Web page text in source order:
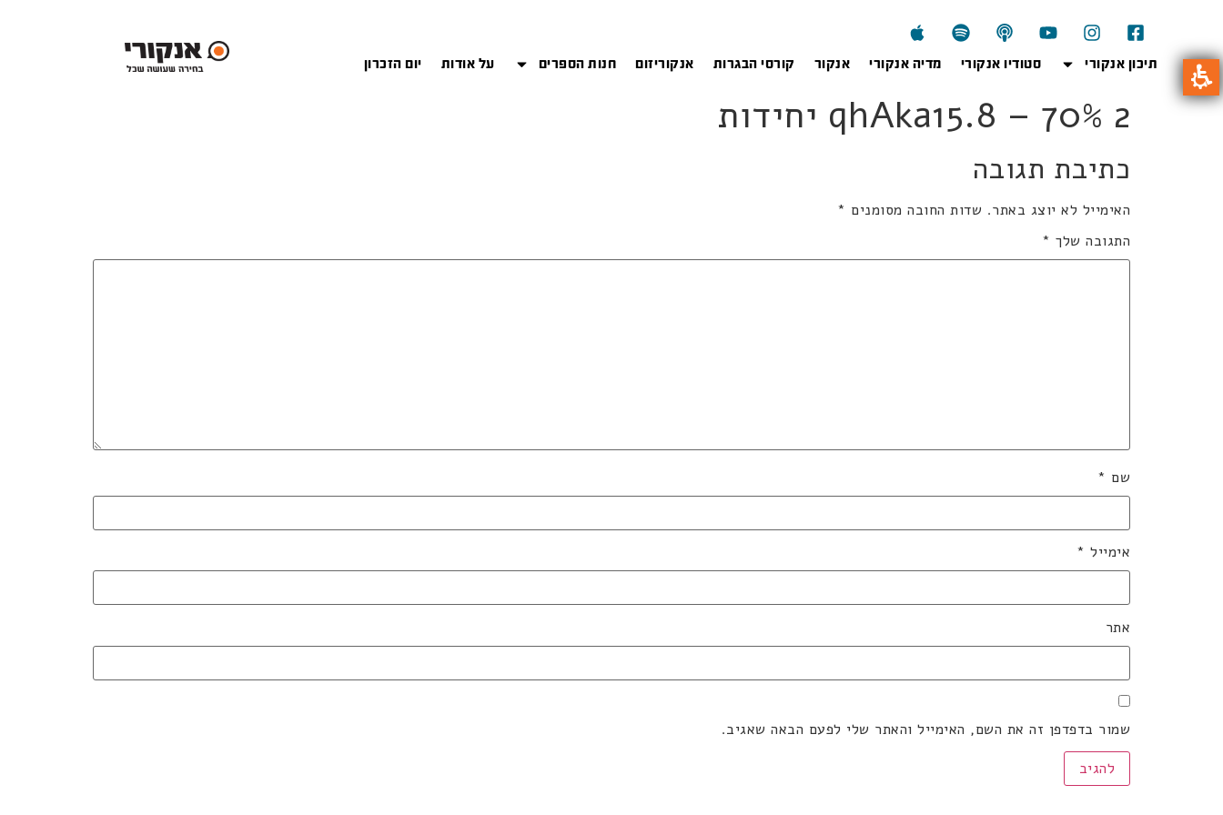
תיכון אנקורי סטודיו אנקורי מדיה אנקורי אנקור קורסי הבגרות אנקוריזום חנות הספרים על אודות יום הזכרון
qhAka15.8 – 70% 2 יחידות
כתיבת תגובה
האימייל לא יוצג באתר. שדות החובה מסומנים *
התגובה שלך *
שם *
אימייל *
אתר
שמור בדפדפן זה את השם, האימייל והאתר שלי לפעם הבאה שאגיב.